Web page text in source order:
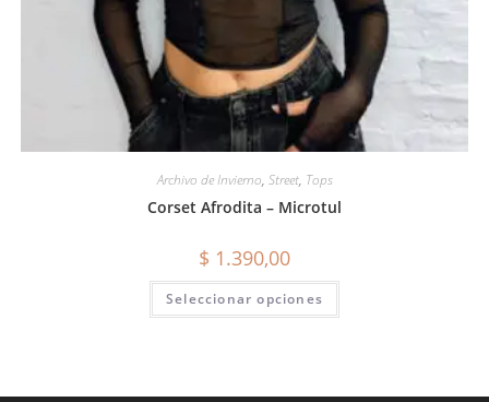
Archivo de Invierno, Street, Tops
Corset Afrodita – Microtul
$ 1.390,00
Seleccionar opciones